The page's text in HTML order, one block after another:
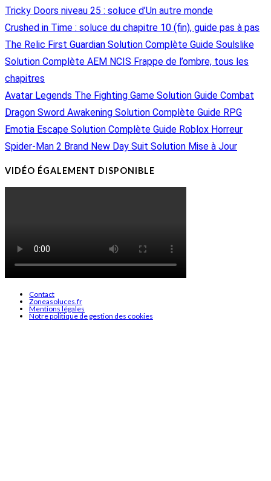
Tricky Doors niveau 25 : soluce d’Un autre monde
Crushed in Time : soluce du chapitre 10 (fin), guide pas à pas
The Relic First Guardian Solution Complète Guide Soulslike
Solution Complète AEM NCIS Frappe de l’ombre, tous les
chapitres
Avatar Legends The Fighting Game Solution Guide Combat
Dragon Sword Awakening Solution Complète Guide RPG
Emotia Escape Solution Complète Guide Roblox Horreur
Spider-Man 2 Brand New Day Suit Solution Mise à Jour
VIDÉO ÉGALEMENT DISPONIBLE
Contact
Zoneasoluces.fr
Mentions légales
Notre politique de gestion des cookies